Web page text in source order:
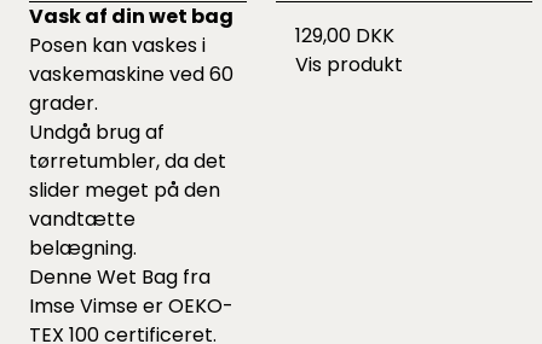
Vask af din wet bag
Posen kan vaskes i
vaskemaskine ved 60
grader.
Undgå brug af
tørretumbler, da det
slider meget på den
vandtætte
belægning.
Denne Wet Bag fra
Imse Vimse er OEKO-
TEX 100 certificeret.
129,00 DKK
Vis produkt